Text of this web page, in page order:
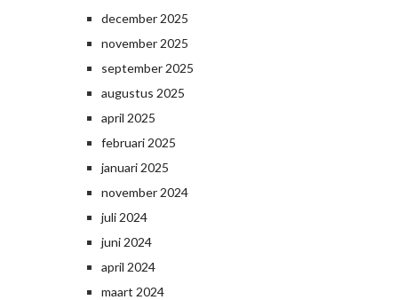
december 2025
november 2025
september 2025
augustus 2025
april 2025
februari 2025
januari 2025
november 2024
juli 2024
juni 2024
april 2024
maart 2024